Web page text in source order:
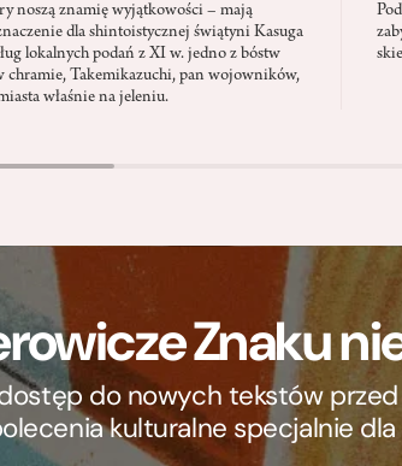
noszą znamię wyjątkowości – mają
dla shintoistycznej świątyni Kasuga
lokalnych podań z XI w. jedno z bóstw
chramie, Takemikazuchi, pan wojowników,
właśnie na jeleniu.
Znaku
do nowych tekstów
kulturalne specjalnie dla